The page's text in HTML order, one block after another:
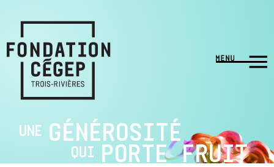
UNE GÉNÉROSITÉ
QUI PORTE FRUIT